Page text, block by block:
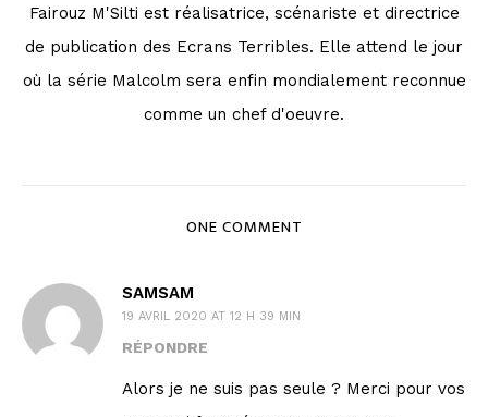
Fairouz M'Silti est réalisatrice, scénariste et directrice
de publication des Ecrans Terribles. Elle attend le jour
où la série Malcolm sera enfin mondialement reconnue
comme un chef d'oeuvre.
ONE COMMENT
SAMSAM
19 AVRIL 2020 AT 12 H 39 MIN
RÉPONDRE
Alors je ne suis pas seule ? Merci pour vos